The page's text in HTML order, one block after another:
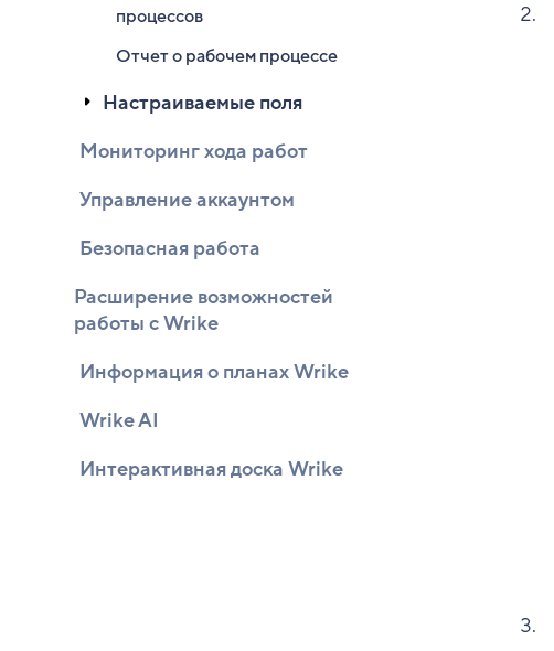
процессов
Отчет о рабочем процессе
Настраиваемые поля
Мониторинг хода работ
Управление аккаунтом
Безопасная работа
Расширение возможностей
работы с Wrike
Информация о планах Wrike
Wrike AI
Интерактивная доска Wrike